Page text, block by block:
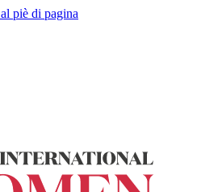
piè di pagina